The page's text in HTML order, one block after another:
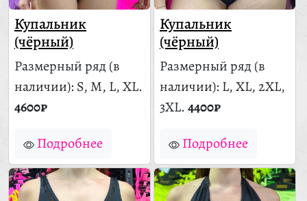
Купальник
(чёрный)
Размерный ряд (в
наличии): S, M, L, XL.
4600₽
Подробнее
Купальник
(чёрный)
Размерный ряд (в
наличии): L, XL, 2XL,
3XL.4400₽
Подробнее